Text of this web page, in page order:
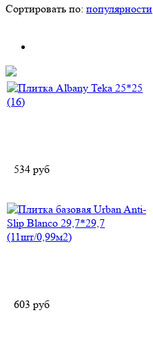
Сортировать по: популярности
534 руб
603 руб